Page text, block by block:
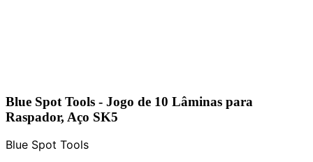
Blue Spot Tools - Jogo de 10 Lâminas para
Raspador, Aço SK5
Blue Spot Tools